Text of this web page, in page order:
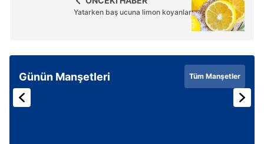
toplumu hizmetlerinin sunulması amacıyla
kullanılmaktadır. Diğer çerezler, sitemizin daha işlevsel
kılınması ve kişiselleştirilmesi ve sizlere yönelik
sınırlı olarak açık rızanız dahilinde kullanılacaktır.
Çerezlere ilişkin tercihlerinizi aşağıda yer alan panel
vasıtasıyla belirleyebilirsiniz. Çerezlere ilişkin detaylı bilgi
Yatarken baş ucuna limon koyanlar
Günün Manşetleri Tüm Manşetler